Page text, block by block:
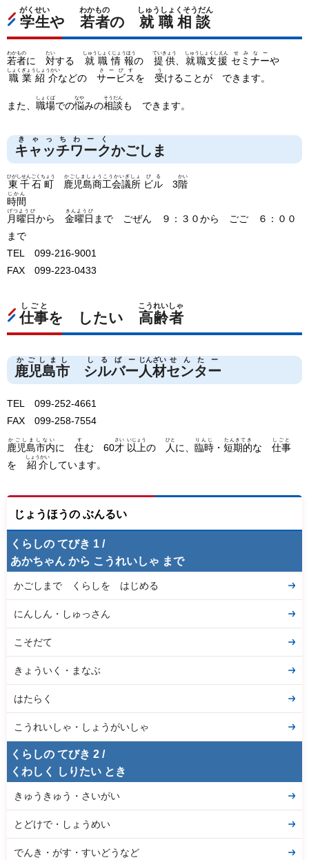
学生
がくせい
や 若者
わかもの
の 就職相談
しゅうしょくそうだん
若者
わかもの
に 対
たい
する 就職情報
しゅうしょくじょうほう
の 提供
ていきょう
、 就職支援
しゅうしょくしえん
セミナー
せみなー
や
職業紹介
しょくぎょうしょうかい
などの サービス
さーびす
を 受
う
けることが できます。
また、 職場
しょくば
での悩
なや
みの相談
そうだん
も できます。
キャッチワーク
きゃっちわーく
かごしま
東千石町
ひがしせんごくちょう
鹿児島商工会議所
かごしましょうこうかいぎしょ
ビル
びる
3階
かい
時間
じかん
月曜日
げつようび
から 金曜日
きんようび
まで ごぜん ９：３０から ごご ６：００
まで
TEL 099-216-9001
FAX 099-223-0433
仕事
しごと
を したい 高齢者
こうれいしゃ
鹿児島市
かごしまし
シルバー
しるばー
人材
じんざい
センター
せんたー
TEL 099-252-4661
FAX 099-258-7554
鹿児島市内
かごしましない
に 住
す
む 60才
さい
以上
いじょう
の 人
ひと
に、 臨時
りんじ
・ 短期的
たんきてき
な 仕事
しごと
を 紹介
しょうかい
しています。
じょうほうの ぶんるい
くらしの てびき 1 /
あかちゃん から こうれいしゃ まで
かごしまで くらしを はじめる
にんしん・しゅっさん
こそだて
きょういく・まなぶ
はたらく
こうれいしゃ・しょうがいしゃ
くらしの てびき 2 /
くわしく しりたい とき
きゅうきゅう・さいがい
とどけで・しょうめい
でんき・がす・すいどうなど